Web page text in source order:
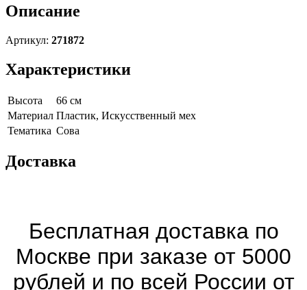
Описание
Артикул: 271872
Характеристики
Высота
66 см
Материал Пластик, Искусственный мех
Тематика Сова
Доставка
Бесплатная доставка по
Москве при заказе от 5000
рублей и по всей России от